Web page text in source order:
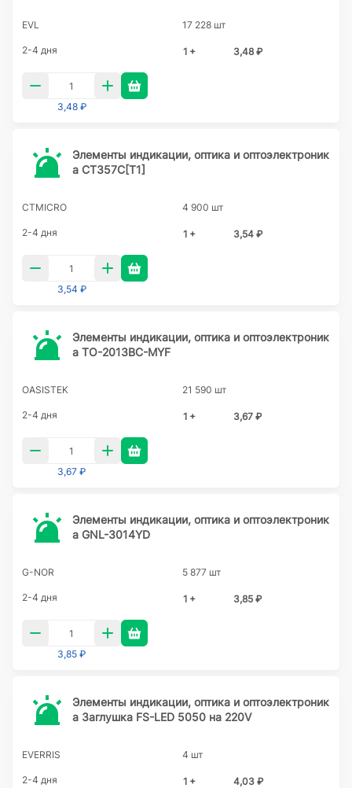
EVL 17 228 шт
2-4 дня 1 + 3,48 ₽
3,48 ₽
Элементы индикации, оптика и оптоэлектроник
а CT357C[T1]
CTMICRO 4 900 шт
2-4 дня 1 + 3,54 ₽
3,54 ₽
Элементы индикации, оптика и оптоэлектроник
а TO-2013BC-MYF
OASISTEK 21 590 шт
2-4 дня 1 + 3,67 ₽
3,67 ₽
Элементы индикации, оптика и оптоэлектроник
а GNL-3014YD
G-NOR 5 877 шт
2-4 дня 1 + 3,85 ₽
3,85 ₽
Элементы индикации, оптика и оптоэлектроник
а Заглушка FS-LED 5050 на 220V
EVERRIS 4 шт
2-4 дня 1 + 4,03 ₽